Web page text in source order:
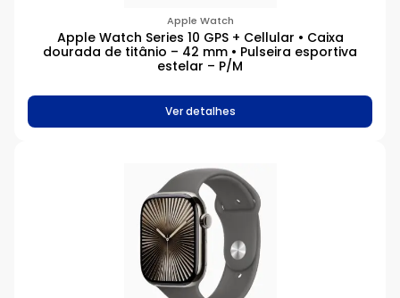
Apple Watch
Apple Watch Series 10 GPS + Cellular • Caixa
dourada de titânio – 42 mm • Pulseira esportiva
estelar – P/M
Ver detalhes